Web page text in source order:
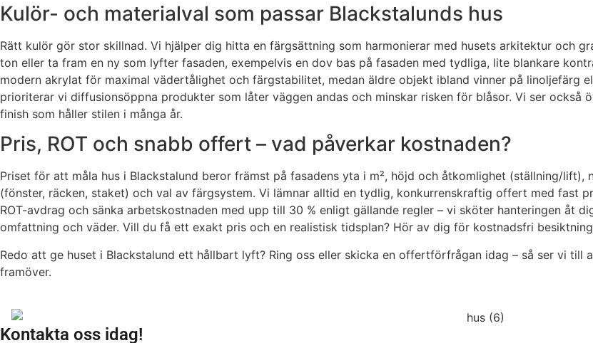
Kulör- och materialval som passar Blackstalunds hus
Rätt kulör gör stor skillnad. Vi hjälper dig hitta en färgsättning som harmonierar med husets arkitektur och
ton eller ta fram en ny som lyfter fasaden, exempelvis en dov bas på fasaden med tydliga, lite blankare
modern akrylat för maximal vädertålighet och färgstabilitet, medan äldre objekt ibland vinner på linoljefärg
prioriterar vi diffusionsöppna produkter som låter väggen andas och minskar risken för blåsor. Vi ser
finish som håller stilen i många år.
Pris, ROT och snabb offert – vad påverkar kostnaden?
Priset för att måla hus i Blackstalund beror främst på fasadens yta i m², höjd och åtkomlighet (ställning/
(fönster, räcken, staket) och val av färgsystem. Vi lämnar alltid en tydlig, konkurrenskraftig offert med fast
ROT-avdrag och sänka arbetskostnaden med upp till 30 % enligt gällande regler – vi sköter hanteringen åt
omfattning och väder. Vill du få ett exakt pris och en realistisk tidsplan? Hör av dig för kostnadsfri
Redo att ge huset i Blackstalund ett hållbart lyft? Ring oss eller skicka en offertförfrågan idag – så ser vi
framöver.
Kontakta oss idag!